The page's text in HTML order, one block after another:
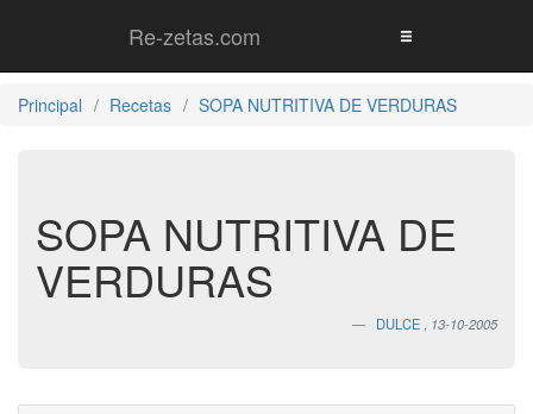
Re-zetas.com
Principal Recetas SOPA NUTRITIVA DE VERDURAS
SOPA NUTRITIVA DE
VERDURAS
DULCE 13-10-2005